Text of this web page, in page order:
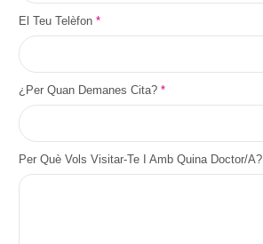
El Teu Telèfon *
¿Per Quan Demanes Cita? *
Per Què Vols Visitar-Te I Amb Quina Doctor/a?